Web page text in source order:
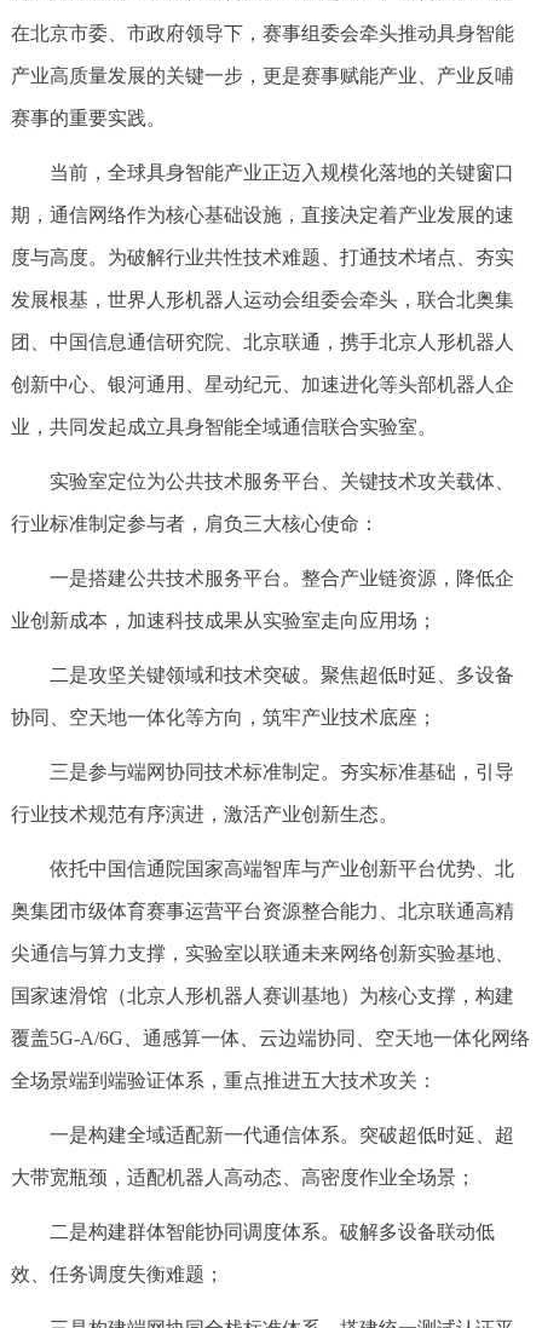
在北京市委、市政府领导下，赛事组委会牵头推动具身智能
产业高质量发展的关键一步，更是赛事赋能产业、产业反哺
赛事的重要实践。
当前，全球具身智能产业正迈入规模化落地的关键窗口
期，通信网络作为核心基础设施，直接决定着产业发展的速
度与高度。为破解行业共性技术难题、打通技术堵点、夯实
发展根基，世界人形机器人运动会组委会牵头，联合北奥集
团、中国信息通信研究院、北京联通，携手北京人形机器人
创新中心、银河通用、星动纪元、加速进化等头部机器人企
业，共同发起成立具身智能全域通信联合实验室。
实验室定位为公共技术服务平台、关键技术攻关载体、
行业标准制定参与者，肩负三大核心使命：
一是搭建公共技术服务平台。整合产业链资源，降低企
业创新成本，加速科技成果从实验室走向应用场；
二是攻坚关键领域和技术突破。聚焦超低时延、多设备
协同、空天地一体化等方向，筑牢产业技术底座；
三是参与端网协同技术标准制定。夯实标准基础，引导
行业技术规范有序演进，激活产业创新生态。
依托中国信通院国家高端智库与产业创新平台优势、北
奥集团市级体育赛事运营平台资源整合能力、北京联通高精
尖通信与算力支撑，实验室以联通未来网络创新实验基地、
国家速滑馆（北京人形机器人赛训基地）为核心支撑，构建
覆盖5G-A/6G、通感算一体、云边端协同、空天地一体化网络
全场景端到端验证体系，重点推进五大技术攻关：
一是构建全域适配新一代通信体系。突破超低时延、超
大带宽瓶颈，适配机器人高动态、高密度作业全场景；
二是构建群体智能协同调度体系。破解多设备联动低
效、任务调度失衡难题；